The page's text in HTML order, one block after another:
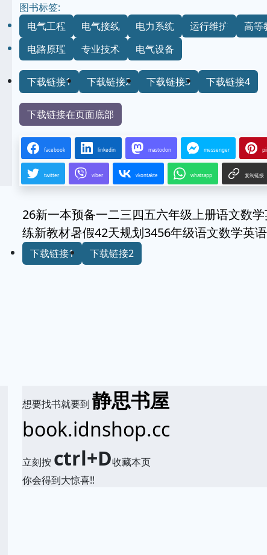
图书标签:
电气工程
电气接线 电力系统 运行维护 高等
电路原理
专业技术 电气设备
下载链接1 下载链接2 下载链接3 下载链接4
下载链接在页面底部
facebook linkedin mastodon messenger
twitter viber vkontakte whatsapp 复制链接
26新一本预备一二三四五六年级上册语文数
练新教材暑假42天规划3456年级语文数学英
下载链接1 下载链接2
想要找书就要到静思书屋
book.idnshop.cc
立刻按 ctrl+D收藏本页
你会得到大惊喜!!